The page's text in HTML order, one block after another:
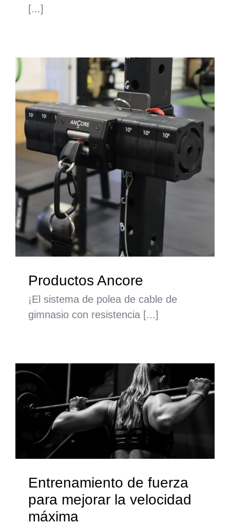
[...]
Productos Ancore
¡El sistema de polea de cable de
gimnasio con resistencia [...]
Entrenamiento de fuerza
para mejorar la velocidad
máxima